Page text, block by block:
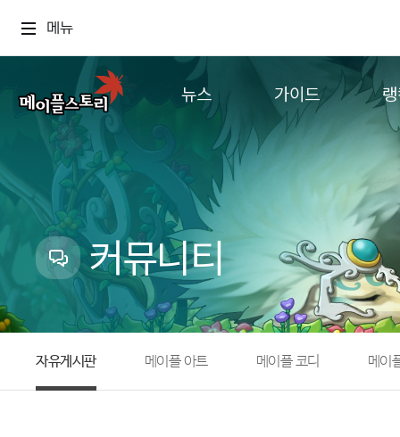
메뉴
뉴스
업데이트
이벤트
캐시샵 공지
메이플 알림판
with maple
가이드
추가정보
컨텐
커뮤니티
자유게시판 메이플 아트 메이플 코디 메이